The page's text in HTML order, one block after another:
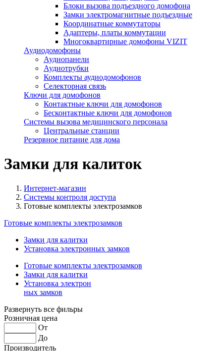
Блоки вызова подъездного домофона
Замки электромагнитные подъездные
Координатные коммутаторы
Адаптеры, платы коммутации
Многоквартирные домофоны VIZIT
Аудиодомофоны
Аудиопанели
Аудиотрубки
Комплекты аудиодомофонов
Селекторная связь
Ключи для домофонов
Контактные ключи для домофонов
Бесконтактные ключи для домофонов
Системы вызова медицинского персонала
Центральные станции
Резервное питание для дома
Замки для калиток
Интернет-магазин
Системы контроля доступа
Готовые комплекты электрозамков
Готовые комплекты электрозамков
Замки для калитки
Установка электронных замков
Готовые комплекты электрозамков
Замки для калитки
Установка электрон
ных замков
Развернуть все фильры
Розничная цена
От
До
Производитель